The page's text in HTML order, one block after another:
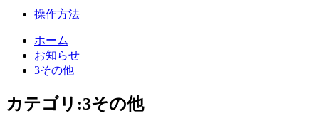
操作方法
ホーム
お知らせ
3その他
カテゴリ:3その他